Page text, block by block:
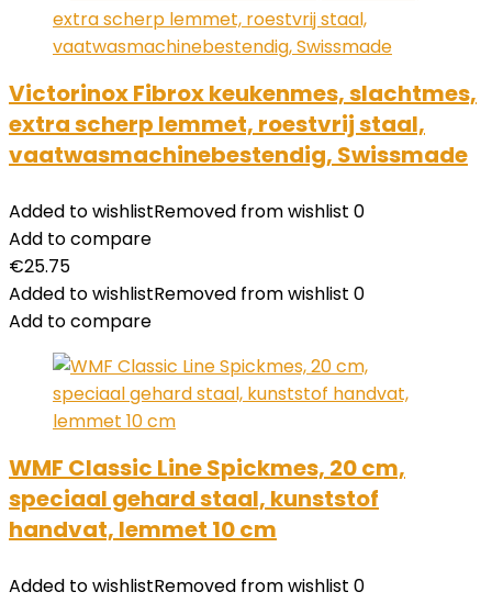
Victorinox Fibrox keukenmes, slachtmes,
extra scherp lemmet, roestvrij staal,
vaatwasmachinebestendig, Swissmade
Added to wishlistRemoved from wishlist 0
Add to compare
€25.75
Added to wishlistRemoved from wishlist 0
Add to compare
WMF Classic Line Spickmes, 20 cm,
speciaal gehard staal, kunststof
handvat, lemmet 10 cm
Added to wishlistRemoved from wishlist 0